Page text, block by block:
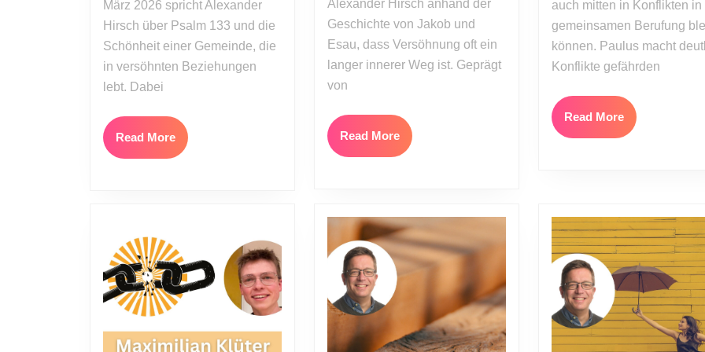
März 2026 spricht Alexander
Hirsch über Psalm 133 und die
Schönheit einer Gemeinde, die
in versöhnten Beziehungen
lebt. Dabei
Read MoreRead
More
Teil
5)
Alexander Hirsch anhand der
Geschichte von Jakob und
Esau, dass Versöhnung oft ein
langer innerer Weg ist. Geprägt
von
Read MoreRead
More
auch mitten in Konflikten in
gemeinsamen Berufung
können. Paulus macht
Konflikte gefährden
Read MoreRead
More